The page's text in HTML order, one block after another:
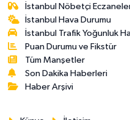
İstanbul Nöbetçi
İstanbul Hava Durumu
İstanbul Trafik Yoğunluk
Puan Durumu ve Fikstür
Tüm Manşetler
Son Dakika Haberleri
Haber Arşivi